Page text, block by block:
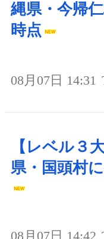
縄県・今帰
時点
08月07日 14:31
【レベル３
県・国頭村
08月07日 14:42